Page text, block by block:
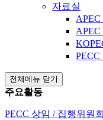
자료실
APEC
PECC
전체메뉴 닫기
주요활동
PECC 상임 / 집행위원회